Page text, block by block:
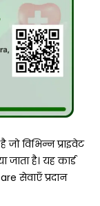
जो विभिन्न प्राइवेट
जाता है। यह कार्ड
सेवाएँ प्रदान